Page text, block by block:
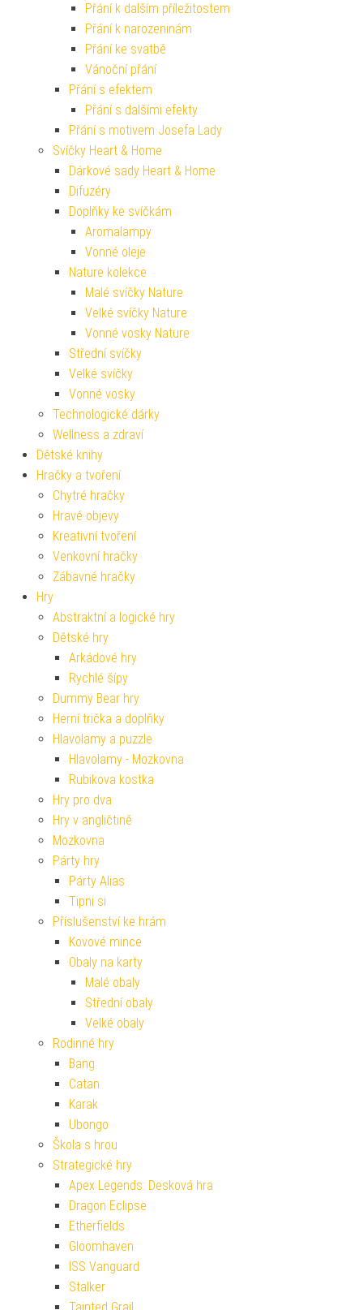
Přání k dalším příležitostem
Přání k narozeninám
Přání ke svatbě
Vánoční přání
Přání s efektem
Přání s dalšími efekty
Přání s motivem Josefa Lady
Svíčky Heart & Home
Dárkové sady Heart & Home
Difuzéry
Doplňky ke svíčkám
Aromalampy
Vonné oleje
Nature kolekce
Malé svíčky Nature
Velké svíčky Nature
Vonné vosky Nature
Střední svíčky
Velké svíčky
Vonné vosky
Technologické dárky
Wellness a zdraví
Dětské knihy
Hračky a tvoření
Chytré hračky
Hravé objevy
Kreativní tvoření
Venkovní hračky
Zábavné hračky
Hry
Abstraktní a logické hry
Dětské hry
Arkádové hry
Rychlé šípy
Dummy Bear hry
Herní trička a doplňky
Hlavolamy a puzzle
Hlavolamy - Mozkovna
Rubikova kostka
Hry pro dva
Hry v angličtině
Mozkovna
Párty hry
Párty Alias
Tipni si
Příslušenství ke hrám
Kovové mince
Obaly na karty
Malé obaly
Střední obaly
Velké obaly
Rodinné hry
Bang
Catan
Karak
Ubongo
Škola s hrou
Strategické hry
Apex Legends: Desková hra
Dragon Eclipse
Etherfields
Gloomhaven
ISS Vanguard
Stalker